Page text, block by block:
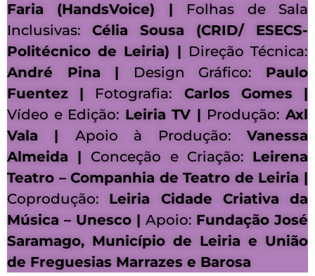
Faria (HandsVoice) | Folhas de Sala
Inclusivas: Célia Sousa (CRID/ ESECS-
Politécnico de Leiria) | Direção Técnica:
André Pina | Design Gráfico: Paulo
Fuentez | Fotografia: Carlos Gomes |
Vídeo e Edição: Leiria TV | Produção:Axl
Vala | Apoio à Produção:Vanessa
Almeida | Conceção e Criação: Leirena
Teatro – Companhia de Teatro de Leiria |
Coprodução: Leiria Cidade Criativa da
Música – Unesco | Apoio: Fundação José
Saramago, Município de Leiria e União
de Freguesias Marrazes e Barosa